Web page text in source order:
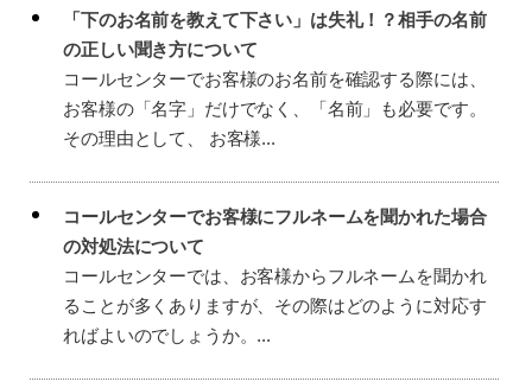
「下のお名前を教えて下さい」は失礼！？相手の名前
の正しい聞き方について
コールセンターでお客様のお名前を確認する際には、
お客様の「名字」だけでなく、「名前」も必要です。
その理由として、 お客様...
コールセンターでお客様にフルネームを聞かれた場合
の対処法について
コールセンターでは、お客様からフルネームを聞かれ
ることが多くありますが、その際はどのように対応す
ればよいのでしょうか。...